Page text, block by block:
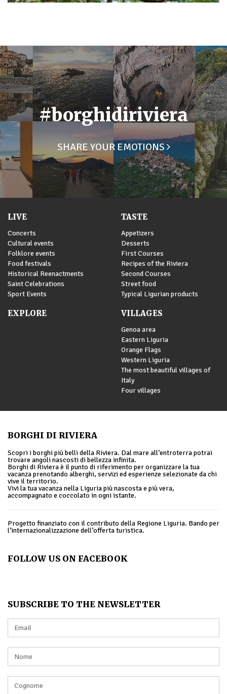
#borghidiriviera
SHARE YOUR EMOTIONS
LIVE
Concerts
Cultural events
Folklore events
Food festivals
Historical Reenactments
Saint Celebrations
Sport Events
TASTE
Appetizers
Desserts
First Courses
Recipes of the Riviera
Second Courses
Street food
Typical Ligurian products
EXPLORE VILLAGES
Genoa area
Eastern Liguria
Orange Flags
Western Liguria
The most beautiful villages of
Italy
Four villages
BORGHI DI RIVIERA
Scopri i borghi più belli della Riviera. Dal mare all’entroterra potrai
trovare angoli nascosti di bellezza infinita.
Borghi di Riviera è il punto di riferimento per organizzare la tua
vacanza prenotando alberghi, servizi ed esperienze selezionate da chi
vive il territorio.
Vivi la tua vacanza nella Liguria più nascosta e più vera,
accompagnato e coccolato in ogni istante.
Progetto finanziato con il contributo della Regione Liguria. Bando per
l’internazionalizzazione dell’offerta turistica.
FOLLOW US ON FACEBOOK
SUBSCRIBE TO THE NEWSLETTER